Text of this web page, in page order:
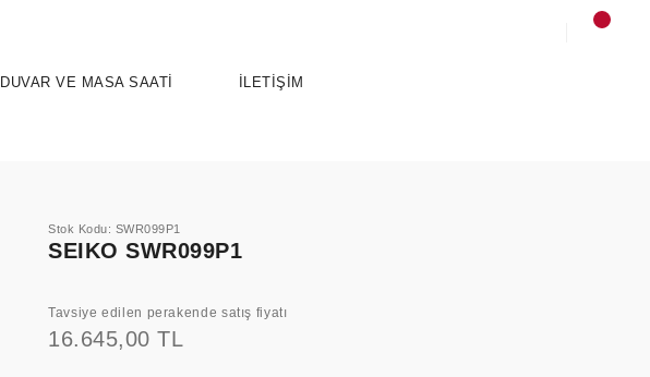
ELEGANCE
SEIKO 5 SPORTS
DUVAR VE MASA SAATİ İLETİŞİM
Stok Kodu: SWR099P1
SEIKO SWR099P1
Tavsiye edilen perakende satış fiyatı
16.645,00 TL